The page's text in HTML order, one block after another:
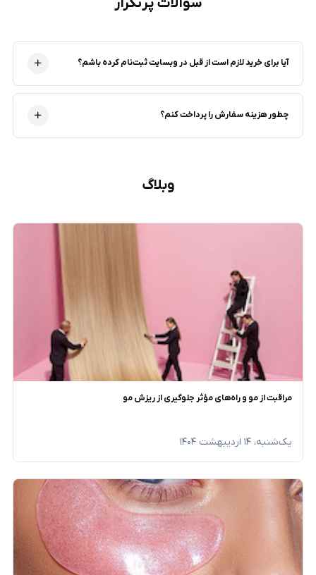
آیا برای خرید لازم است از قبل در وبسایت ثبت‌نام کرده باشم؟
چطور هزینه سفارش را پرداخت کنم؟
وبلاگ
مراقبت از مو و راه‌های مؤثر جلوگیری از ریزش مو
یک‌شنبه، ۱۴ اردیبهشت ۱۴۰۴